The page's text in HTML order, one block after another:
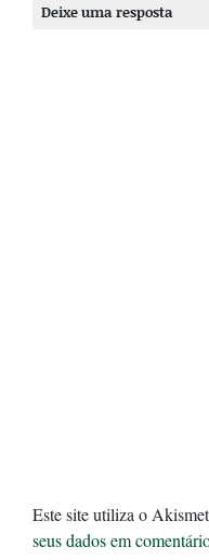
Deixe uma resposta
Este site utiliza o
seus dados em